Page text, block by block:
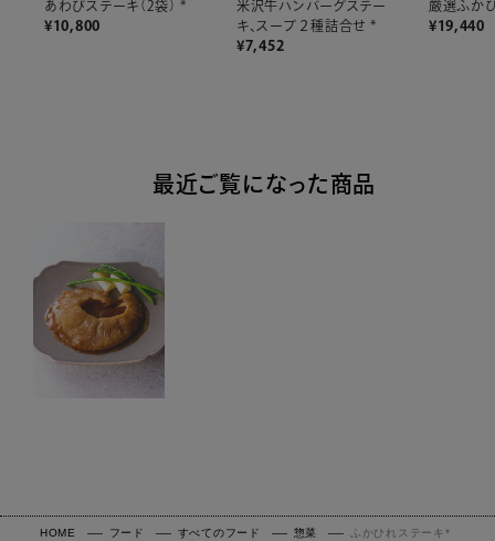
あわびステーキ（2袋） *
¥10,800
米沢牛ハンバーグステー
キ、スープ２種詰合せ *
¥7,452
厳選ふか
¥19,440
最近ご覧になった商品
HOME フード すべてのフード 惣菜 ふかひれステーキ*